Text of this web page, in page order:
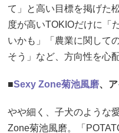
て」と高い目標を掲げた
度が高いTOKIOだけに「
いかも」「農業に関して
そう」など、方向性を心
■Sexy Zone菊池風磨、
やや細く、子犬のような
Zone菊池風磨。「